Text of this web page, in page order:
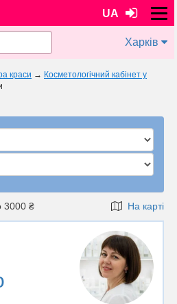
UA
Харків
краси → Косметологічний кабінет у
3000 ₴ На карті